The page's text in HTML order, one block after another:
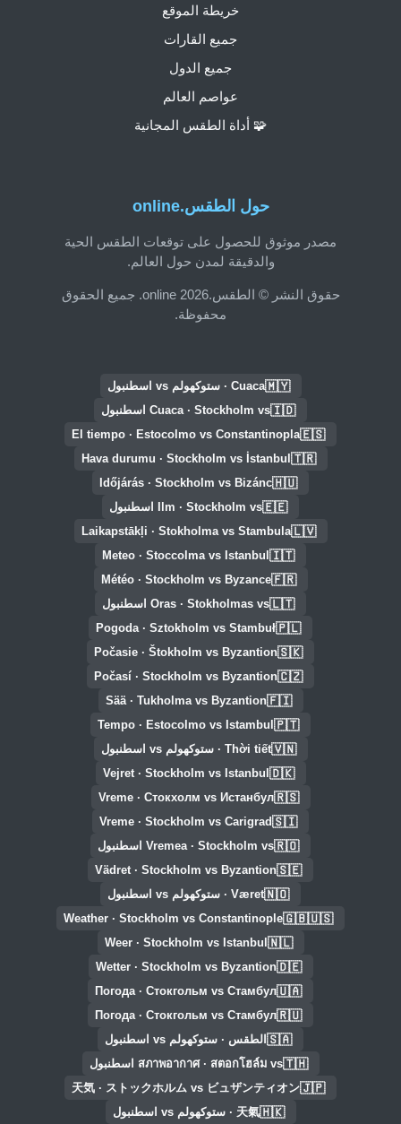
حول الطقس.online
مصدر موثوق للحصول على توقعات الطقس الحية
والدقيقة لمدن حول العالم.
حقوق النشر © الطقس.online 2026. جميع الحقوق
محفوظة.
خريطة الموقع
جميع القارات
جميع الدول
عواصم العالم
🧩 أداة الطقس المجانية
🇲🇾Cuaca · ستوكهولم vs اسطنبول
🇮🇩Cuaca · Stockholm vs اسطنبول
🇪🇸
El tiempo · Estocolmo vs Constantinopla
🇹🇷
Hava durumu · Stockholm vs İstanbul
🇭🇺
Időjárás · Stockholm vs Bizánc
🇪🇪Ilm · Stockholm vs اسطنبول
🇱🇻
Laikapstākļi · Stokholma vs Stambula
🇮🇹
Meteo · Stoccolma vs Istanbul
🇫🇷
Météo · Stockholm vs Byzance
🇱🇹Oras · Stokholmas vs اسطنبول
🇵🇱
Pogoda · Sztokholm vs Stambuł
🇸🇰
Počasie · Štokholm vs Byzantion
🇨🇿
Počasí · Stockholm vs Byzantion
🇫🇮
Sää · Tukholma vs Byzantion
🇵🇹
Tempo · Estocolmo vs Istambul
🇻🇳Thời tiết · ستوكهولم vs اسطنبول
🇩🇰
Vejret · Stockholm vs Istanbul
🇷🇸
Vreme · Стокхолм vs Истанбул
🇸🇮
Vreme · Stockholm vs Carigrad
🇷🇴Vremea · Stockholm vs اسطنبول
🇸🇪
Vädret · Stockholm vs Byzantion
🇳🇴Været · ستوكهولم vs اسطنبول
🇬🇧🇺🇸
Weather · Stockholm vs Constantinople
🇳🇱
Weer · Stockholm vs Istanbul
🇩🇪
Wetter · Stockholm vs Byzantion
🇺🇦
Погода · Стокгольм vs Стамбул
🇷🇺
Погода · Стокгольм vs Стамбул
🇸🇦 الطقس · ستوكهولم vs اسطنبول
🇹🇭สภาพอากาศ · สตอกโฮล์ม vs اسطنبول
🇯🇵
天気 · ストックホルム vs ビュザンティオン
🇭🇰天氣 · ستوكهولم vs اسطنبول